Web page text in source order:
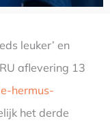
leuker’ en
aflevering 13
hermus-
het derde